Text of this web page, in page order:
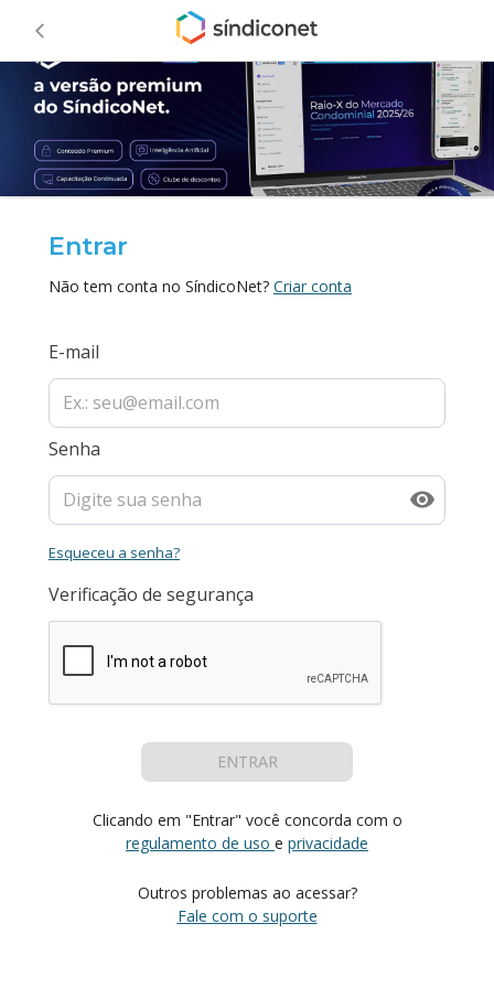
Entrar
Não tem conta no SíndicoNet? Criar conta
E-mail
Senha
Esqueceu a senha?
Verificação de segurança
ENTRAR
Clicando em "Entrar" você concorda com o
regulamento de uso e privacidade
Outros problemas ao acessar?
Fale com o suporte